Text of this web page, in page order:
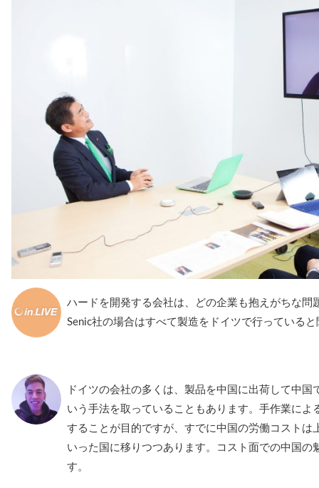
ハードを開発する会社は、どの企業も抱えがちな問
Senic社の場合はすべて製造をドイツで行っている
ドイツの会社の多くは、製品を中国に出荷して中
いう手法を取っていることもあります。手作業によ
することが目的ですが、すでに中国の労働コストは
いった国に移りつつあります。コスト面での中国の
す。